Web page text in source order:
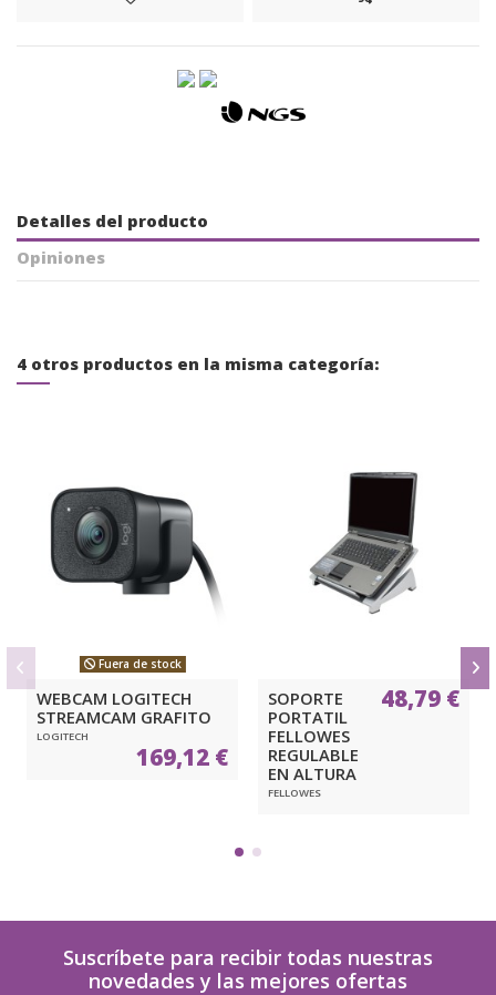
Detalles del producto
Opiniones
4 otros productos en la misma categoría:
Fuera de stock
WEBCAM LOGITECH
STREAMCAM GRAFITO
LOGITECH
169,12 €
SOPORTE
PORTATIL
FELLOWES
REGULABLE
EN ALTURA
FELLOWES
48,79 €
Suscríbete para recibir todas nuestras
novedades y las mejores ofertas